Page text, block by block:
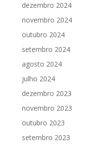
dezembro 2024
novembro 2024
outubro 2024
setembro 2024
agosto 2024
julho 2024
dezembro 2023
novembro 2023
outubro 2023
setembro 2023